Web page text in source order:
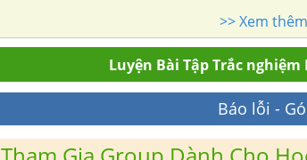
>> Xem thêm
Luyện Bài Tập Trắc nghiệm
Báo lỗi -